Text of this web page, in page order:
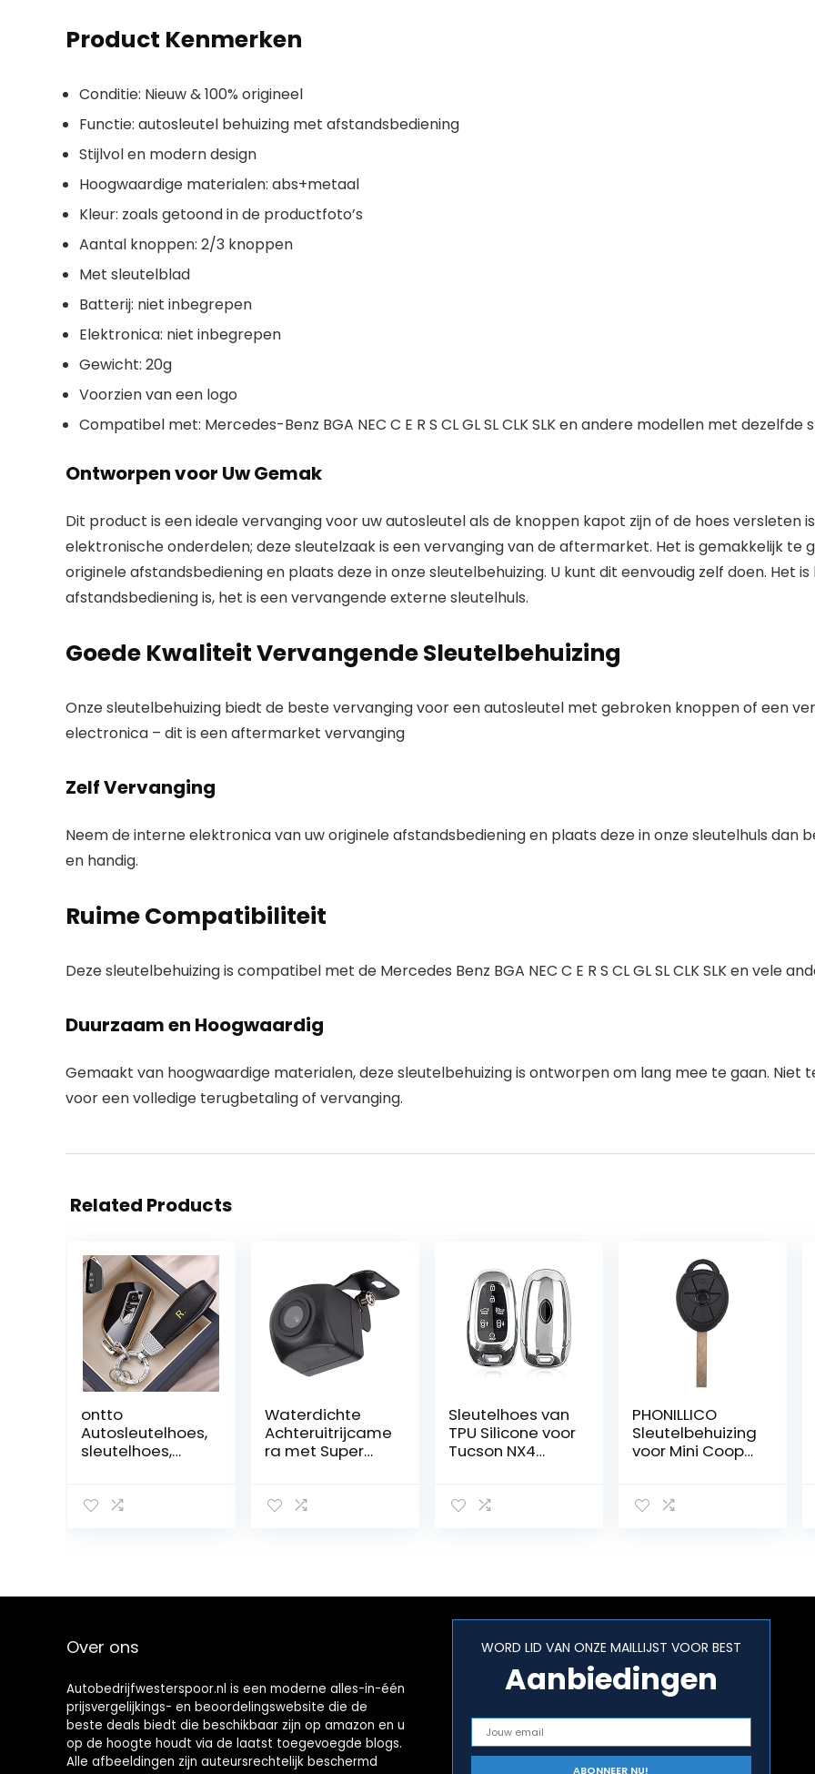
Product Kenmerken
Conditie: Nieuw & 100% origineel
Functie: autosleutel behuizing met afstandsbediening
Stijlvol en modern design
Hoogwaardige materialen: abs+metaal
Kleur: zoals getoond in de productfoto’s
Aantal knoppen: 2/3 knoppen
Met sleutelblad
Batterij: niet inbegrepen
Elektronica: niet inbegrepen
Gewicht: 20g
Voorzien van een logo
Compatibel met: Mercedes-Benz BGA NEC C E R S CL GL SL CLK SLK en andere modellen met dezelfde
Ontworpen voor Uw Gemak
Dit product is een ideale vervanging voor uw autosleutel als de knoppen kapot zijn of de hoes versleten
elektronische onderdelen; deze sleutelzaak is een vervanging van de aftermarket. Het is gemakkelijk te
originele afstandsbediening en plaats deze in onze sleutelbehuizing. U kunt dit eenvoudig zelf doen.
afstandsbediening is, het is een vervangende externe sleutelhuls.
Goede Kwaliteit Vervangende Sleutelbehuizing
Onze sleutelbehuizing biedt de beste vervanging voor een autosleutel met gebroken knoppen of een
electronica – dit is een aftermarket vervanging
Zelf Vervanging
Neem de interne elektronica van uw originele afstandsbediening en plaats deze in onze sleutelhuls dan
en handig.
Ruime Compatibiliteit
Deze sleutelbehuizing is compatibel met de Mercedes Benz BGA NEC C E R S CL GL SL CLK SLK en vele
Duurzaam en Hoogwaardig
Gemaakt van hoogwaardige materialen, deze sleutelbehuizing is ontworpen om lang mee te gaan.
voor een volledige terugbetaling of vervanging.
Related Products
ontto
Autosleutelhoes,
sleutelhoes,
Formentor
Octavia A8 MK4
TPU sleutelbox,
zwart
Waterdichte
Achteruitrijcame
ra met Super
SUV en Trucks
Sleutelhoes van
TPU Silicone voor
Tucson NX4
Hoogglans
PHONILLICO
Sleutelbehuizing
voor Mini Cooper
R50 R52 R53,
Over ons
Autobedrijfwesterspoor.nl is een moderne alles-in-één
prijsvergelijkings- en beoordelingswebsite die de
beste deals biedt die beschikbaar zijn op amazon en u
op de hoogte houdt via de laatst toegevoegde blogs.
Alle afbeeldingen zijn auteursrechtelijk beschermd
WORD LID VAN ONZE MAILLIJST VOOR BEST
Aanbiedingen